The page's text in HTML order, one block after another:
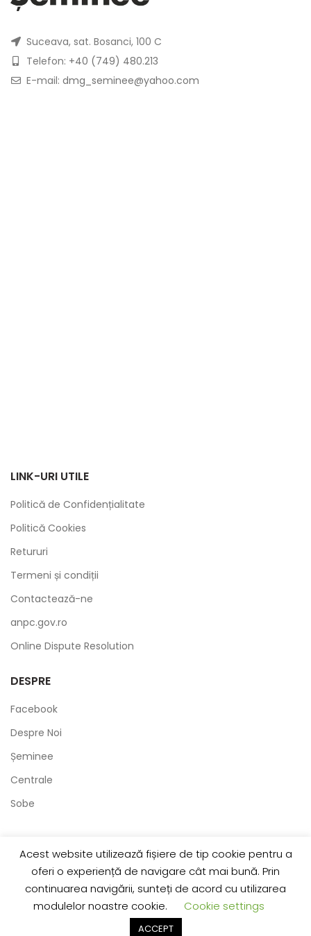
Suceava, sat. Bosanci, 100 C
Telefon: +40 (749) 480.213
E-mail: dmg_seminee@yahoo.com
LINK-URI UTILE
Politică de Confidențialitate
Politică Cookies
Retururi
Termeni și condiții
Contactează-ne
anpc.gov.ro
Online Dispute Resolution
DESPRE
Facebook
Despre Noi
Șeminee
Centrale
Sobe
2020 Created byObtineClienti. Portalul oamenilor de
afaceri.
Acest website utilizează fișiere de tip cookie pentru a
oferi o experiență de navigare cât mai bună. Prin
continuarea navigării, sunteți de acord cu utilizarea
modulelor noastre cookie.
Cookie settings
ACCEPT